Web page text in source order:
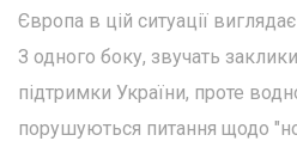
Європа в цій ситуації
З одного боку, звучать
підтримки України, проте
порушуються питання щодо